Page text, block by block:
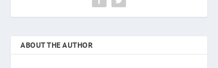
ABOUT THE AUTHOR